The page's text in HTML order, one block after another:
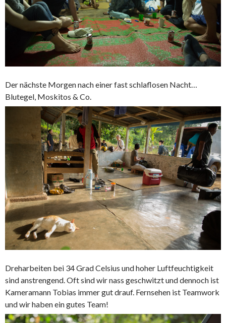
Der nächste Morgen nach einer fast schlaflosen Nacht…
Blutegel, Moskitos & Co.
Dreharbeiten bei 34 Grad Celsius und hoher Luftfeuchtigkeit
sind anstrengend. Oft sind wir nass geschwitzt und dennoch ist
Kameramann Tobias immer gut drauf. Fernsehen ist Teamwork
und wir haben ein gutes Team!